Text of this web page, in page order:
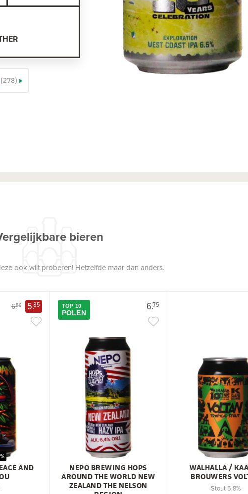
(278)
bieren
ook wilt proberen! Hetzelfde maar dan anders.
6.50 5.85
AND
6.75
TOP 10
POLEN
NEPO BREWING HOPS
AROUND THE WORLD NEW
ZEALAND THE NELSON
WALHALLA /
BROUWERS
Stout 5,8%